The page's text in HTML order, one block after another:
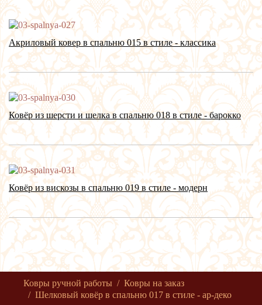
Акриловый ковер в спальню 015 в стиле - классика
Ковёр из шерсти и шелка в спальню 018 в стиле - барокко
Ковёр из вискозы в спальню 019 в стиле - модерн
Ковры ручной работы
Ковры на заказ
Шелковый ковёр в спальню 017 в стиле - ар-деко